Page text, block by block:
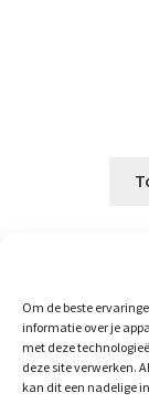
Om de beste
informatie over je
met deze
deze site verwerken.
kan dit een nadelige
BrightLocks BV